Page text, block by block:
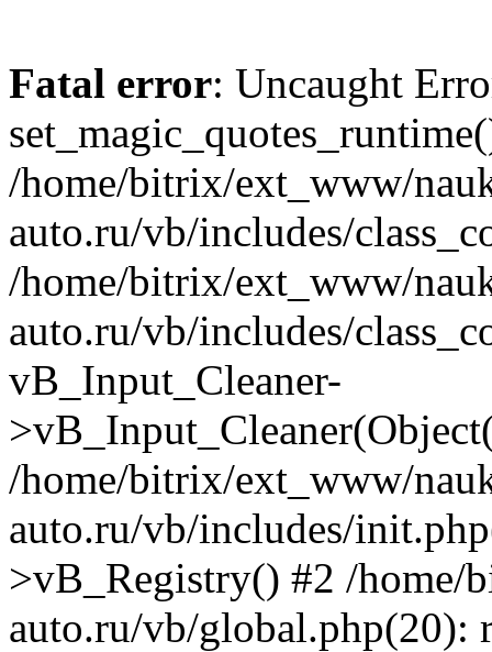
Fatal error: Uncaught
/home/bitrix/ext_www/
auto.ru/vb/includes/
/home/bitrix/ext_www/
auto.ru/vb/includes/
vB_Input_Cleaner-
/home/bitrix/ext_www/
auto.ru/vb/includes/
>vB_Registry() #2 /home/
auto.ru/vb/global.php(20):